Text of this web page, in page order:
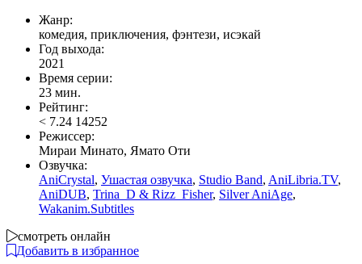
Жанр:
комедия, приключения, фэнтези, исэкай
Год выхода:
2021
Время серии:
23 мин.
Рейтинг:
< 7.24 14252
Режиссер:
Мираи Минато, Ямато Оти
Озвучка:
AniCrystal, Ушастая озвучка, Studio Band, AniLibria.TV,
AniDUB, Trina_D & Rizz_Fisher, Silver AniAge,
Wakanim.Subtitles
смотреть онлайн
Добавить в избранное